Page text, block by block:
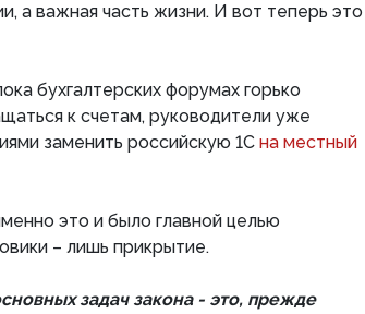
а важная часть жизни. И вот теперь это
бухгалтерских форумах горько
к счетам, руководители уже
заменить российскую 1С на местный
это и было главной целью
– лишь прикрытие.
задач закона - это, прежде